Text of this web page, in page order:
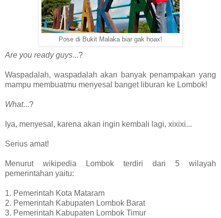
Pose di Bukit Malaka biar gak hoax!
Are you ready guys...?
Waspadalah, waspadalah akan banyak penampakan yang
mampu membuatmu menyesal banget liburan ke Lombok!
What...?
Iya, menyesal, karena akan ingin kembali lagi, xixixi...
Serius amat!
Menurut wikipedia Lombok terdiri dari 5 wilayah
pemerintahan yaitu:
1. Pemerintah Kota Mataram
2. Pemerintah Kabupaten Lombok Barat
3. Pemerintah Kabupaten Lombok Timur